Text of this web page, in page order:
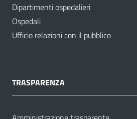
Dipartimenti ospedalieri
Ospedali
Ufficio relazioni con il pubblico
TRASPARENZA